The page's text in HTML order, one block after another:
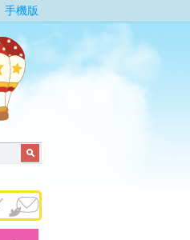
手機版